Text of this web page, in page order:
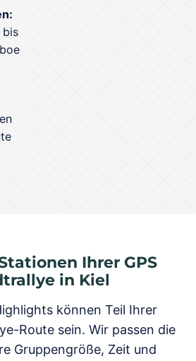
bis
Ihrer GPS
in Kiel
können Teil Ihrer
Route sein. Wir passen die
Gruppengröße, Zeit und